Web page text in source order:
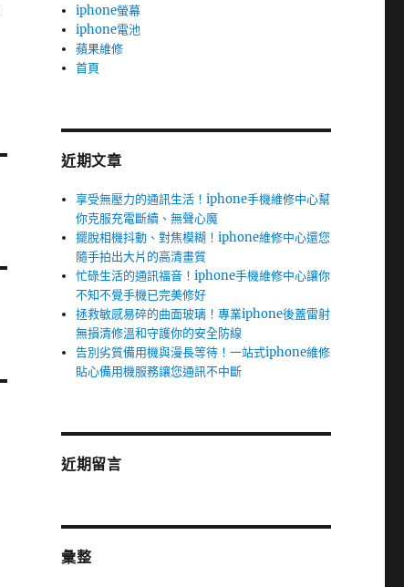
iphone螢幕
iphone電池
蘋果維修
首頁
近期文章
享受無壓力的通訊生活！iphone手機維修中心幫
你克服充電斷續、無聲心魔
擺脫相機抖動、對焦模糊！iphone維修中心還您
隨手拍出大片的高清畫質
忙碌生活的通訊福音！iphone手機維修中心讓你
不知不覺手機已完美修好
拯救敏感易碎的曲面玻璃！專業iphone後蓋雷射
無損清修溫和守護你的安全防線
告別劣質備用機與漫長等待！一站式iphone維修
貼心備用機服務讓您通訊不中斷
近期留言
彙整